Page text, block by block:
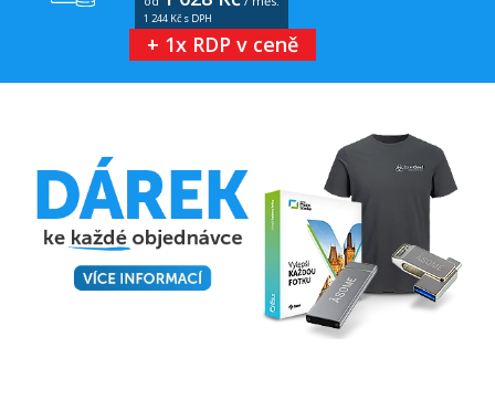
1 244 Kč s DPH
+ 1x RDP v ceně